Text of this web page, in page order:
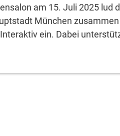
am 15. Juli 2025 lud
München
ein. Dabei